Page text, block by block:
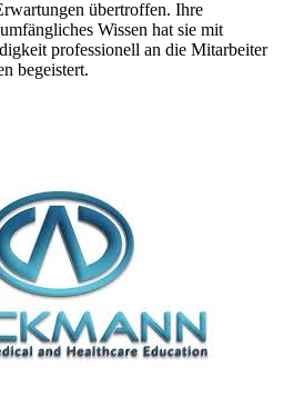
übertroffen. Ihre
Wissen hat sie mit
professionell an die Mitarbeiter
begeistert.